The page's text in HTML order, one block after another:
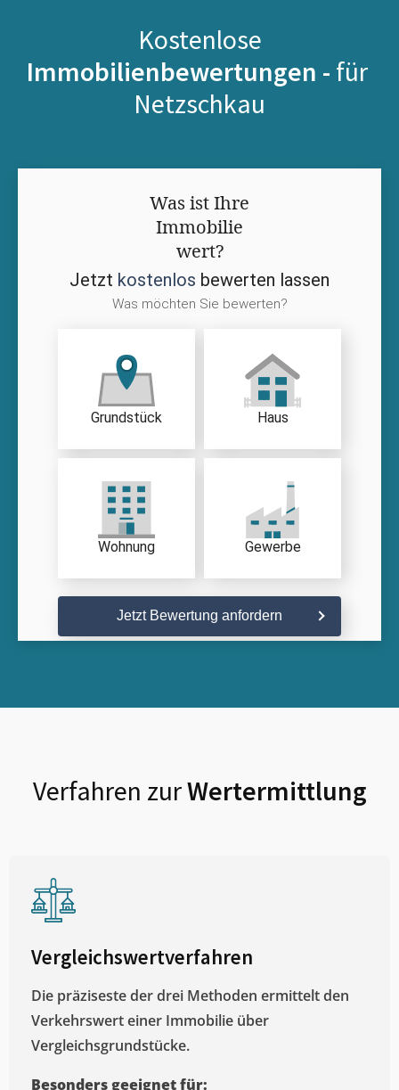
Kostenlose
Immobilienbewertungen - für
Netzschkau
Was ist Ihre
Immobilie
wert?
Jetzt kostenlos bewerten lassen
Was möchten Sie bewerten?
Grundstück Haus
Wohnung Gewerbe
Jetzt Bewertung anfordern
Verfahren zurWertermittlung
Vergleichswertverfahren
Die präziseste der drei Methoden ermittelt den
Verkehrswert einer Immobilie über
Vergleichsgrundstücke.
Besonders geeignet für: